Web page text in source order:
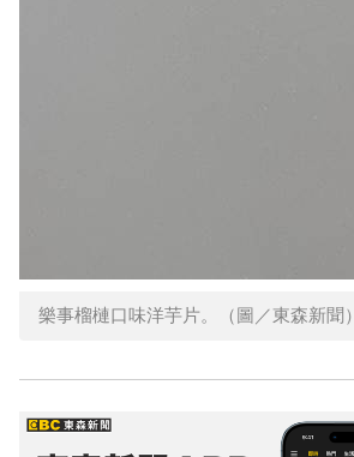
樂事榴槤口味洋芋片。（圖／東森新聞）